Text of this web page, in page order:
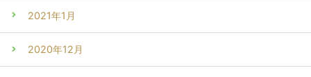
2021年1月
2020年12月